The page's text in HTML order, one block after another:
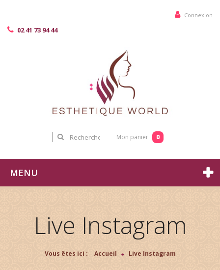
Connexion
02 41 73 94 44
Mon panier 0
MENU
Live Instagram
Vous êtes ici : Accueil > Live Instagram